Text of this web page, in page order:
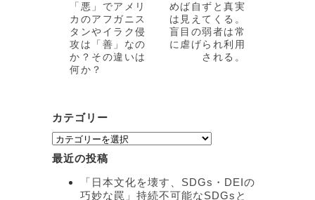
「悪」でアメリ
カのアフガニス
タンやイラク侵
攻は「善」なの
か？その違いは
何か？
めば自ずと真実
は見えてくる。
盲目の弱者は常
に虐げられ利用
される。
カテゴリー
カ
テ
ゴ
最近の投稿
「日本文化を壊す、SDGs・DEIの
巧妙な罠」持続不可能なSDGsと